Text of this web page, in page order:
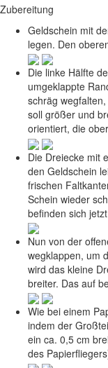
Zubereitung
Geldschein mit
legen. Den
Die linke Hälfte
umgeklappte
schräg
soll größer und
orientiert, die
Die Dreiecke mit
den Geldschein
frischen
Schein wieder
befinden sich
Nun von der
wegklappen, um
wird das kleine
breiter. Das auf
Wie bei einem
indem der
ein ca. 0,5 cm
des